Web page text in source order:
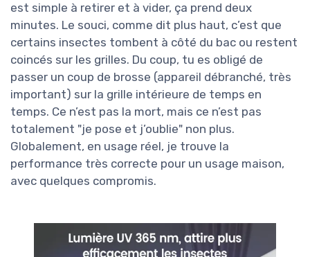
est simple à retirer et à vider, ça prend deux
minutes. Le souci, comme dit plus haut, c’est que
certains insectes tombent à côté du bac ou restent
coincés sur les grilles. Du coup, tu es obligé de
passer un coup de brosse (appareil débranché, très
important) sur la grille intérieure de temps en
temps. Ce n’est pas la mort, mais ce n’est pas
totalement "je pose et j’oublie" non plus.
Globalement, en usage réel, je trouve la
performance très correcte pour un usage maison,
avec quelques compromis.